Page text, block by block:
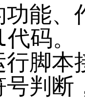
能、
码。
行脚本
判断